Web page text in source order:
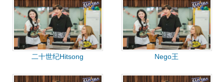
二十世纪Hitsong Nego王